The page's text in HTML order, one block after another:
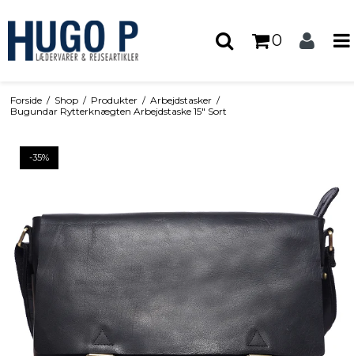
0
Forside / Shop / Produkter / Arbejdstasker /
Bugundar Rytterknægten Arbejdstaske 15" Sort
-35%